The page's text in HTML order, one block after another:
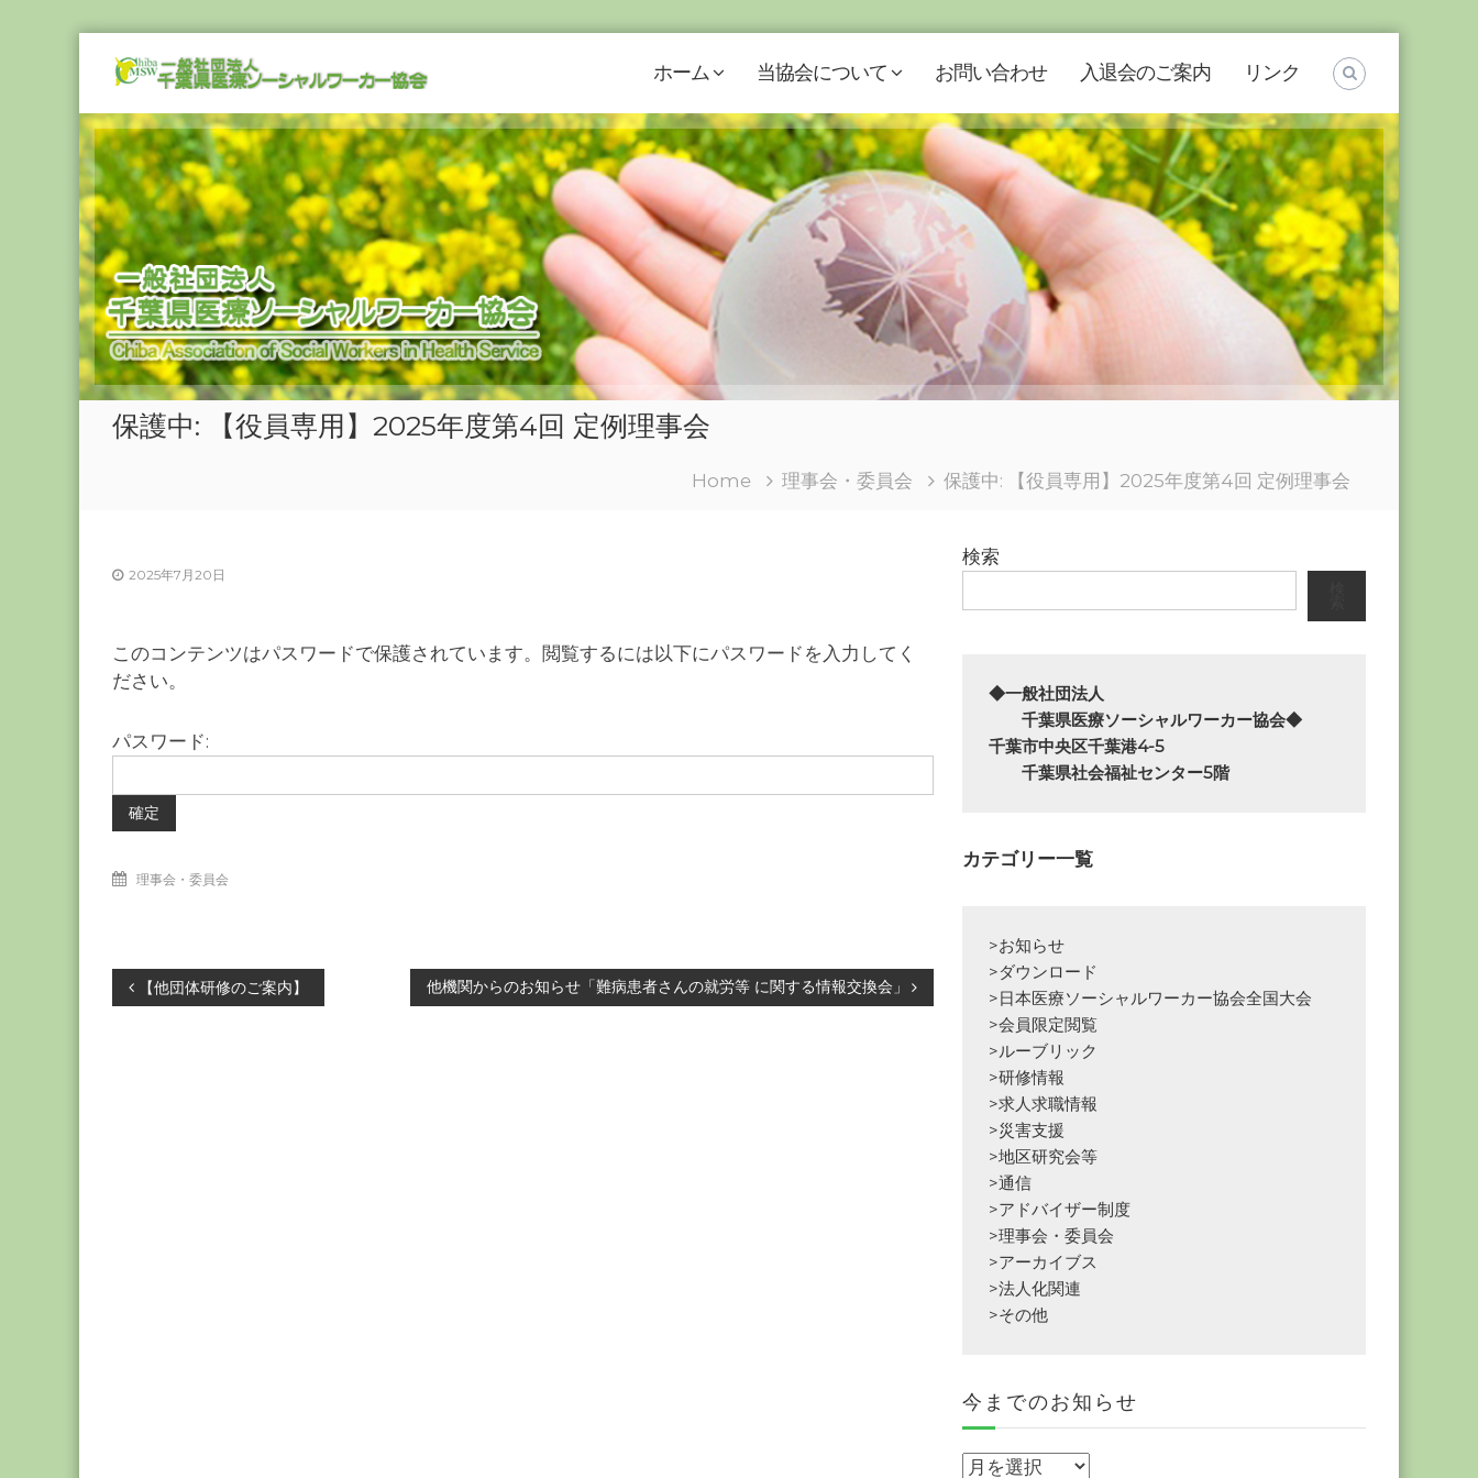
一
般
社
団
法
人
千
葉
県
医
療
ソ
ー
シ
ャ
協
つ
な
つ
る
千
の
ホーム 当協会について お問い合わせ 入退会のご案内 リンク
保護中: 【役員専用】2025年度第4回 定例理事会
Home 理事会・委員会 保護中: 【役員専用】2025年度第4回 定例理事会
2025年7月20日
このコンテンツはパスワードで保護されています。閲覧するには以下にパスワードを入力してく
ださい。
パスワード:
理事会・委員会
投
【他団体研修のご案内】 他機関からのお知らせ「難病患者さんの就労等 に関する情報交換会」
検索
◆一般社団法人
千葉県医療ソーシャルワーカー協会◆
千葉市中央区千葉港4-5
千葉県社会福祉センター5階
カテゴリー一覧
>お知らせ
>ダウンロード
>日本医療ソーシャルワーカー協会全国大会
>会員限定閲覧
>ルーブリック
>研修情報
>求人求職情報
>災害支援
>地区研究会等
>通信
>アドバイザー制度
>理事会・委員会
>アーカイブス
>法人化関連
>その他
今までのお知らせ
今